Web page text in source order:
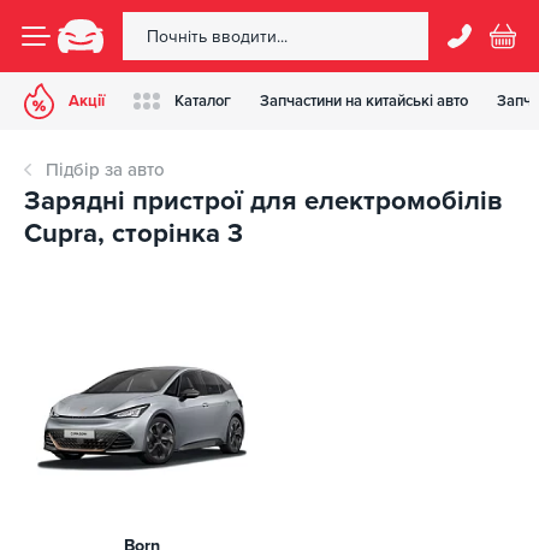
Акції Каталог Запчастини на китайські авто
Підбір за авто
Зарядні пристрої для електромобілів
Cupra, сторінка 3
Born